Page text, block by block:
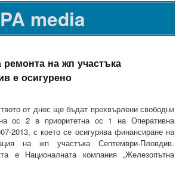
PA media
на жп участъка
е осигурено
от днес ще бъдат прехвърлени свободни
ос 2 в приоритетна ос 1 на Оперативна
2013, с което се осигурява финансиране на
на жп участъка Септември-Пловдив.
е Националната компания „Железопътна